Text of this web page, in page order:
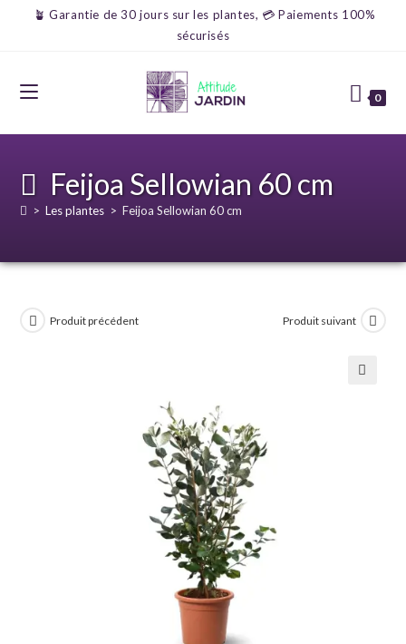
🪴 Garantie de 30 jours sur les plantes, 💳 Paiements 100%
sécurisés
0
Feijoa Sellowian 60 cm
> Les plantes > Feijoa Sellowian 60 cm
Produit précédent Produit suivant